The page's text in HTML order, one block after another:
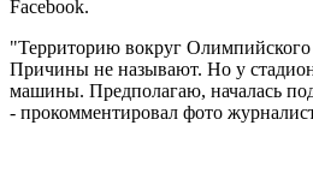
Facebook.
"Территорию вокруг
Причины не называют. Но у
машины. Предполагаю, началась
- прокомментировал фото